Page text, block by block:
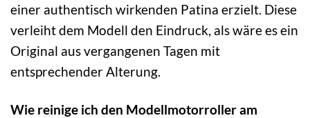
einer authentisch wirkenden Patina erzielt. Diese
verleiht dem Modell den Eindruck, als wäre es ein
Original aus vergangenen Tagen mit
entsprechender Alterung.
Wie reinige ich den Modellmotorroller am